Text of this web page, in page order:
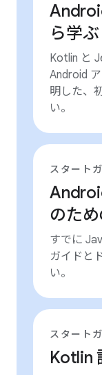
ら学ぶ
Kotlin と
Android
明した、
い。
スタート
のた
すでに
ガイドと
い。
スタート
Kotlin